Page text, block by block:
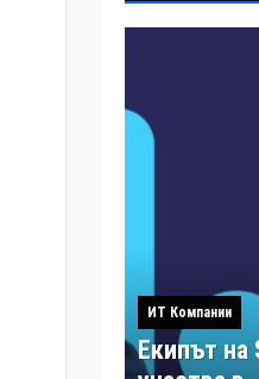
ИТ Компании
Екипът на